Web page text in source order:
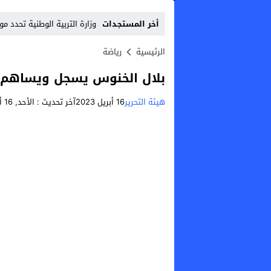
أخر المستجدات وزارة التربية الوطنية
Next
الرئيسية رياضة
بلال الخنوس يسجل ويساهم
هيئة التحرير16 أبريل 2023 آخر تحديث : الأحد, 16 أبريل, 2023 - 5:01 مساءً